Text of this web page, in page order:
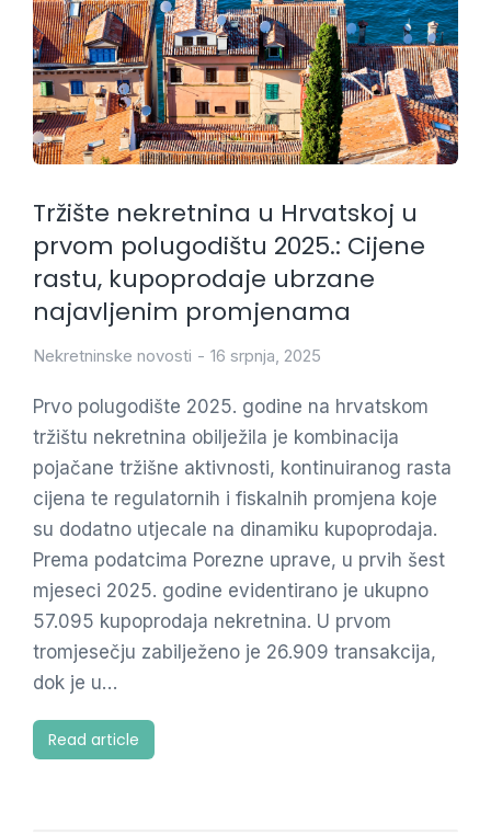
Tržište nekretnina u Hrvatskoj u
prvom polugodištu 2025.: Cijene
rastu, kupoprodaje ubrzane
najavljenim promjenama
Nekretninske novosti 16 srpnja, 2025
Prvo polugodište 2025. godine na hrvatskom
tržištu nekretnina obilježila je kombinacija
pojačane tržišne aktivnosti, kontinuiranog rasta
cijena te regulatornih i fiskalnih promjena koje
su dodatno utjecale na dinamiku kupoprodaja.
Prema podatcima Porezne uprave, u prvih šest
mjeseci 2025. godine evidentirano je ukupno
57.095 kupoprodaja nekretnina. U prvom
tromjesečju zabilježeno je 26.909 transakcija,
dok je u…
Read article